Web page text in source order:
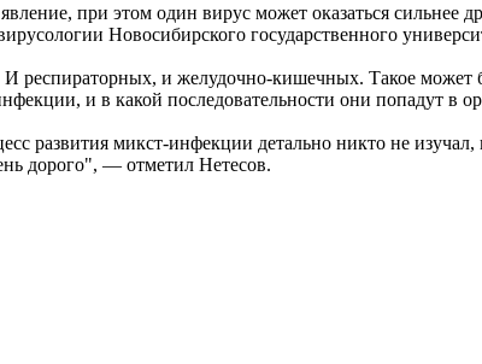
при этом один вирус может оказаться сильнее
Новосибирского государственного
и желудочно-кишечных. Такое может
и в какой последовательности они попадут в
развития микст-инфекции детально никто не
дорого", — отметил Нетесов.